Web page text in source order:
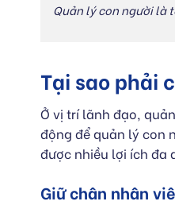
Quản lý con người là
Tại sao phải
Ở vị trí lãnh đạo,
động để quản lý con
được nhiều lợi ích đa
Giữ chân nhân